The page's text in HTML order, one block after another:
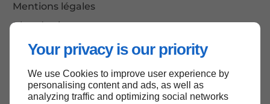
Your privacy is our priority
We use Cookies to improve user experience by
personalising content and ads, as well as
analyzing traffic and optimizing social networks
Mentions légales
Plan du site
Haut de page